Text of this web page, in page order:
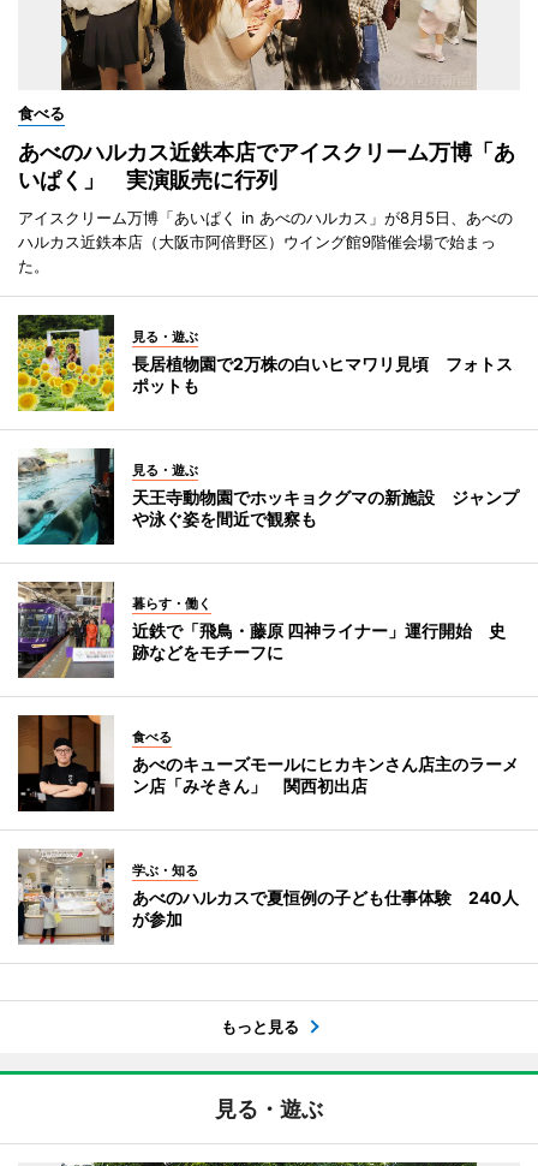
食べる
あべのハルカス近鉄本店でアイスクリーム万博「あ
いぱく」 実演販売に行列
アイスクリーム万博「あいぱく in あべのハルカス」が8月5日、あべの
ハルカス近鉄本店（大阪市阿倍野区）ウイング館9階催会場で始まっ
た。
見る・遊ぶ
長居植物園で2万株の白いヒマワリ見頃 フォトス
ポットも
見る・遊ぶ
天王寺動物園でホッキョクグマの新施設 ジャンプ
や泳ぐ姿を間近で観察も
暮らす・働く
近鉄で「飛鳥・藤原 四神ライナー」運行開始 史
跡などをモチーフに
食べる
あべのキューズモールにヒカキンさん店主のラーメ
ン店「みそきん」 関西初出店
学ぶ・知る
あべのハルカスで夏恒例の子ども仕事体験 240人
が参加
もっと見る
見る・遊ぶ